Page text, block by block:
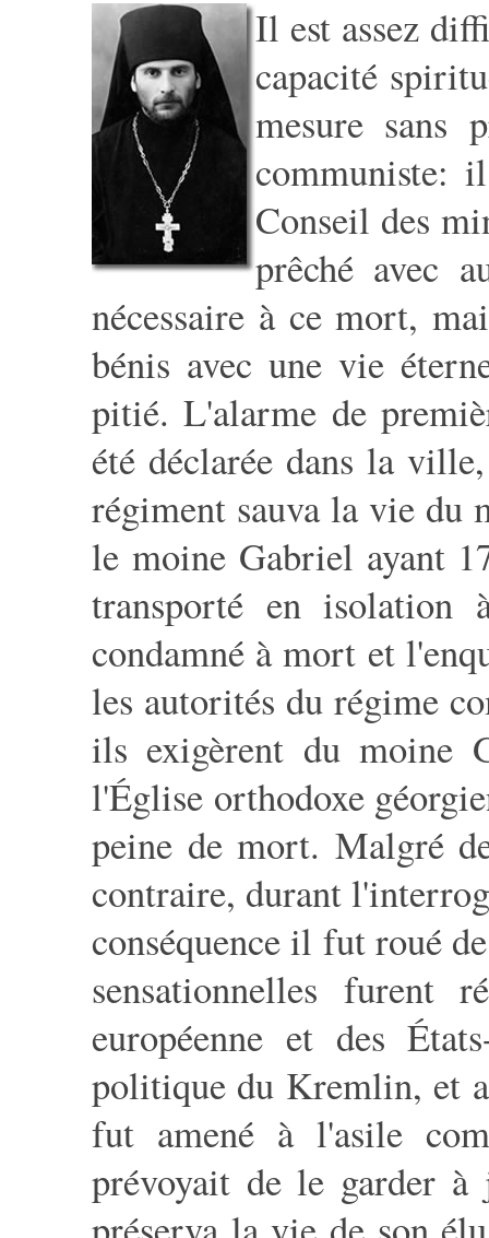
Il est assez
capacité
mesure sans
communiste:
Conseil des
prêché avec
nécessaire à ce mort,
bénis avec une vie
pitié. L'alarme de
été déclarée dans la
régiment sauva la vie du
le moine Gabriel ayant
transporté en
condamné à mort et
les autorités du régime
ils exigèrent du moine
l'Église orthodoxe
peine de mort. Malgré
contraire, durant
conséquence il fut roué
sensationnelles furent
européenne et des
politique du Kremlin, et
fut amené à l'asile
prévoyait de le garder